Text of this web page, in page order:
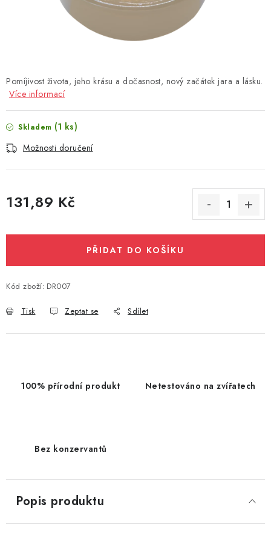
Pomíjivost života, jeho krásu a dočasnost, nový začátek jara a lásku.
Více informací
Skladem (1 ks)
Možnosti doručení
131,89 Kč
PŘIDAT DO KOŠÍKU
Kód zboží: DR007
Tisk Zeptat se Sdílet
100% přírodní produkt Netestováno na zvířatech
Bez konzervantů
Popis produktu